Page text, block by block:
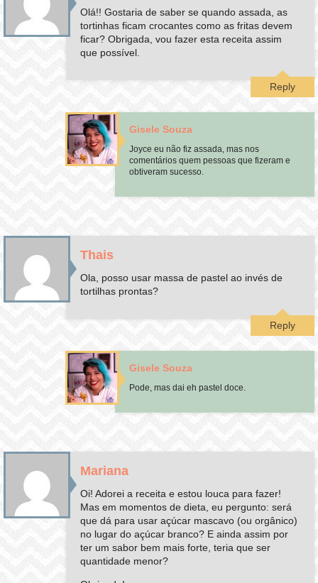
Olá!! Gostaria de saber se quando assada, as
tortinhas ficam crocantes como as fritas devem
ficar? Obrigada, vou fazer esta receita assim
que possível.
Reply
Gisele Souza
Joyce eu não fiz assada, mas nos
comentários quem pessoas que fizeram e
obtiveram sucesso.
Thais
Ola, posso usar massa de pastel ao invés de
tortilhas prontas?
Reply
Gisele Souza
Pode, mas dai eh pastel doce.
Mariana
Oi! Adorei a receita e estou louca para fazer!
Mas em momentos de dieta, eu pergunto: será
que dá para usar açúcar mascavo (ou orgânico)
no lugar do açúcar branco? E ainda assim por
ter um sabor bem mais forte, teria que ser
quantidade menor?